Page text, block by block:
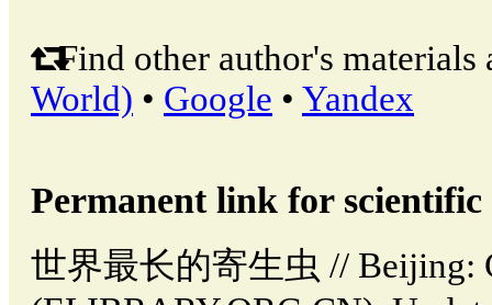
Find other author's materials
World) • Google • Yandex
Permanent link for
世界最长的寄生虫 // Beijing: